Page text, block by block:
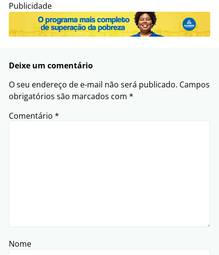
Publicidade
Deixe um comentário
O seu endereço de e-mail não será publicado. Campos
obrigatórios são marcados com *
Comentário *
Nome